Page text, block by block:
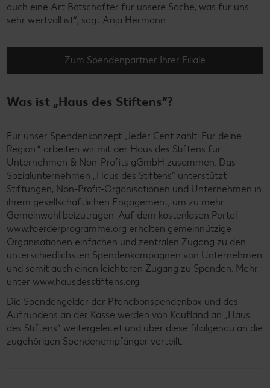
auch eine Art Botschafter für unsere Sache, was für uns
sehr wertvoll ist“, sagt Anja Hermann.
Zum Spendenpartner Ihrer Filiale
Was ist „Haus des Stiftens“?
Für unser Spendenkonzept „Jeder Cent zählt! Für deine
Region.“ arbeiten wir mit der Haus des Stiftens für
Unternehmen & Non-Profits gGmbH zusammen. Das
Sozialunternehmen „Haus des Stiftens“ unterstützt
Stiftungen, Non-Profit-Organisationen und Unternehmen in
ihrem gesellschaftlichen Engagement, um zu mehr
Gemeinwohl beizutragen. Auf dem kostenlosen Portal
www.foerderprogramme.org erhalten gemeinnützige
Organisationen einfachen und zentralen Zugang zu den
unterschiedlichsten Spendenkampagnen von Unternehmen
und somit auch einen leichteren Zugang zu Spenden. Mehr
unter www.hausdesstiftens.org.
Die Spendengelder der Pfandbonspendenbox und des
Aufrundens an der Kasse werden von Kaufland an „Haus
des Stiftens“ weitergeleitet und über diese filialgenau an die
zugehörigen Spendenempfänger verteilt.